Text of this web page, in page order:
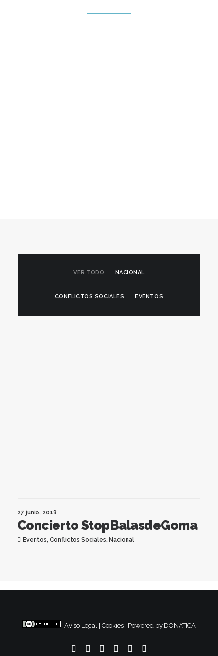
VER TODO NACIONAL
CONFLICTOS SOCIALES EVENTOS
27 junio, 2018
Concierto StopBalasdeGoma
Eventos, Conflictos Sociales, Nacional
Aviso Legal Cookies Powered by DONÁTICA